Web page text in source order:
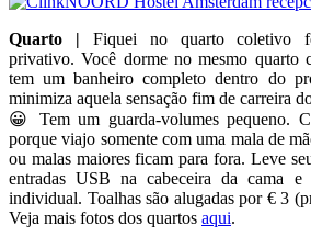
Quarto | Fiquei no quarto coletivo
privativo. Você dorme no mesmo quarto
tem um banheiro completo dentro do
minimiza aquela sensação fim de carreira
😀 Tem um guarda-volumes pequeno.
porque viajo somente com uma mala de
ou malas maiores ficam para fora. Leve
entradas USB na cabeceira da cama
individual. Toalhas são alugadas por € 3
Veja mais fotos dos quartos aqui.